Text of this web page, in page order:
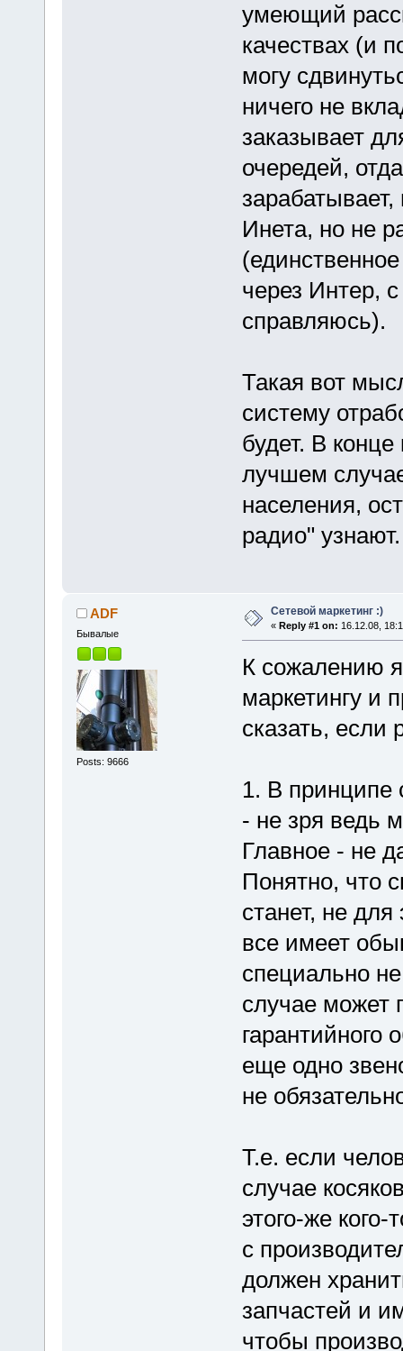
умеющий
качествах (и
могу
ничего не
заказывает
очередей,
Инета, но не
через Интер,
справляюсь).
Такая вот
систему
будет. В
лучшем
населения,
радио"
ADF
Бывалые
Posts: 9666
Сетевой маркетинг :)
« Reply #1 on: 16.12.08,
К сожалению
маркетингу и
сказать, если
1. В принципе
- не зря ведь
Главное - не
Понятно, что
станет, не для
все имеет
специально
случае может
гарантийного
еще одно
не
Т.е. если
случае
этого-же
с
должен
запчастей и
чтобы